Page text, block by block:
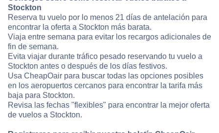
Stockton
Reserva tu vuelo por lo menos 21 días de antelación para
encontrar la oferta a Stockton más barata.
Viaja entre semana para evitar los recargos adicionales de
fin de semana.
Evita viajar durante tráfico pesado reservando tu vuelo a
Stockton antes o después de los días festivos.
Usa CheapOair para buscar todas las opciones posibles
en los aeropuertos cercanos para encontrar la tarifa más
baja para Stockton.
Revisa las fechas "flexibles" para encontrar la mejor oferta
de vuelos a Stockton.